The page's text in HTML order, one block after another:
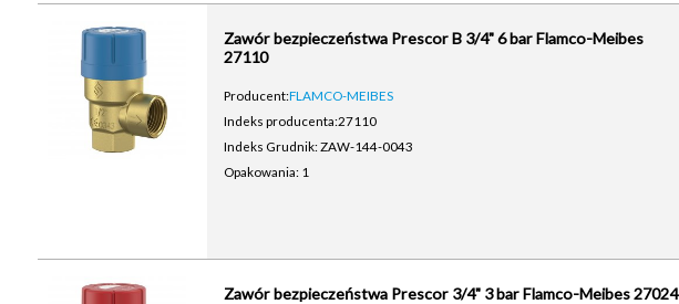
Zawór bezpieczeństwa Prescor B 3/4" 6 bar Flamco-Meibes
27110
Producent:FLAMCO-MEIBES
Indeks producenta:27110
Indeks Grudnik: ZAW-144-0043
Opakowania: 1
Zawór bezpieczeństwa Prescor 3/4" 3 bar Flamco-Meibes 27024